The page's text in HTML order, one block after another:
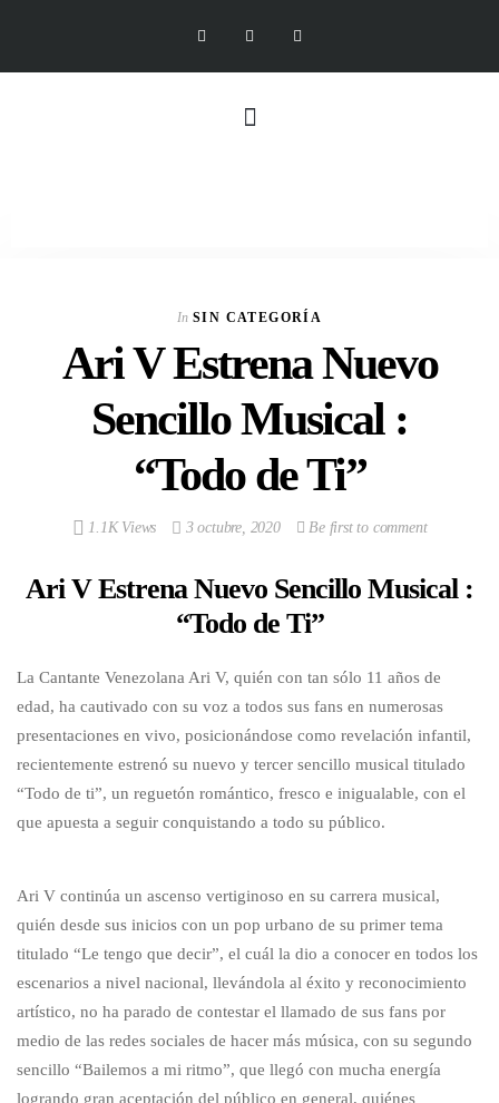
In SIN CATEGORÍA
Ari V Estrena Nuevo
Sencillo Musical :
“Todo de Ti”
1.1K Views 3 octubre, 2020 Be first to comment
Ari V Estrena Nuevo Sencillo Musical :
“Todo de Ti”
La Cantante Venezolana Ari V, quién con tan sólo 11 años de
edad, ha cautivado con su voz a todos sus fans en numerosas
presentaciones en vivo, posicionándose como revelación infantil,
recientemente estrenó su nuevo y tercer sencillo musical titulado
“Todo de ti”, un reguetón romántico, fresco e inigualable, con el
que apuesta a seguir conquistando a todo su público.
Ari V continúa un ascenso vertiginoso en su carrera musical,
quién desde sus inicios con un pop urbano de su primer tema
titulado “Le tengo que decir”, el cuál la dio a conocer en todos los
escenarios a nivel nacional, llevándola al éxito y reconocimiento
artístico, no ha parado de contestar el llamado de sus fans por
medio de las redes sociales de hacer más música, con su segundo
sencillo “Bailemos a mi ritmo”, que llegó con mucha energía
logrando gran aceptación del público en general, quiénes